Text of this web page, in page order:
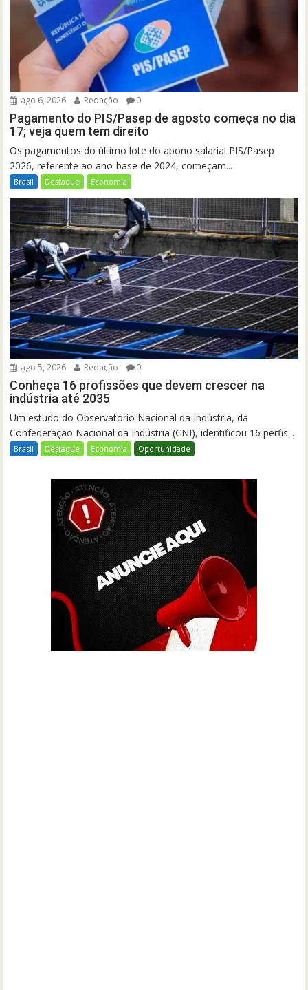
ago 6, 2026 Redação 0
Pagamento do PIS/Pasep de agosto começa no dia
17; veja quem tem direito
Os pagamentos do último lote do abono salarial PIS/Pasep
2026, referente ao ano-base de 2024, começam...
Brasil Destaque Economia
ago 5, 2026 Redação 0
Conheça 16 profissões que devem crescer na
indústria até 2035
Um estudo do Observatório Nacional da Indústria, da
Confederação Nacional da Indústria (CNI), identificou 16 perfis...
Brasil Destaque Economia Oportunidade